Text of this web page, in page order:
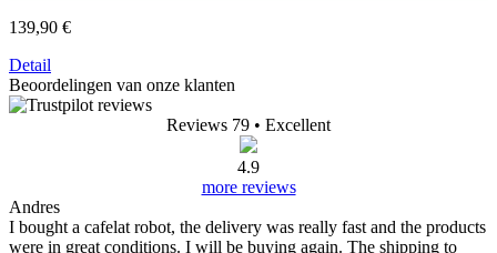
139,90 €
Detail
Beoordelingen van onze klanten
Reviews 79 • Excellent
4.9
more reviews
Andres
I bought a cafelat robot, the delivery was really fast and the products
were in great conditions. I will be buying again. The shipping to